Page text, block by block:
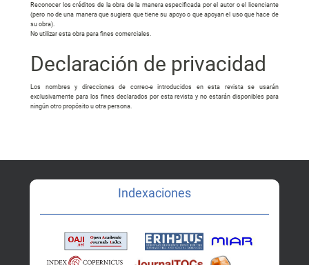
Reconocer los créditos de la obra de la manera especificada por el autor o el licenciante
(pero no de una manera que sugiera que tiene su apoyo o que apoyan el uso que hace de
su obra).
No utilizar esta obra para fines comerciales.
Declaración de privacidad
Los nombres y direcciones de correo-e introducidos en esta revista se usarán
exclusivamente para los fines declarados por esta revista y no estarán disponibles para
ningún otro propósito u otra persona.
Indexaciones